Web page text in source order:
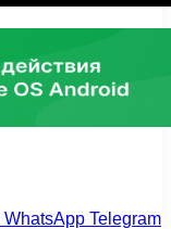
WhatsApp Telegram